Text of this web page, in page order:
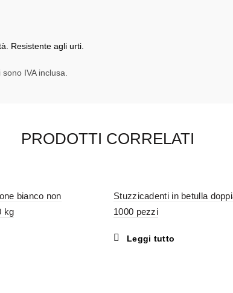
Resistente agli urti.
IVA inclusa.
PRODOTTI CORRELATI
bianco non
kg
Stuzzicadenti in betulla
1000 pezzi
Leggi tutto